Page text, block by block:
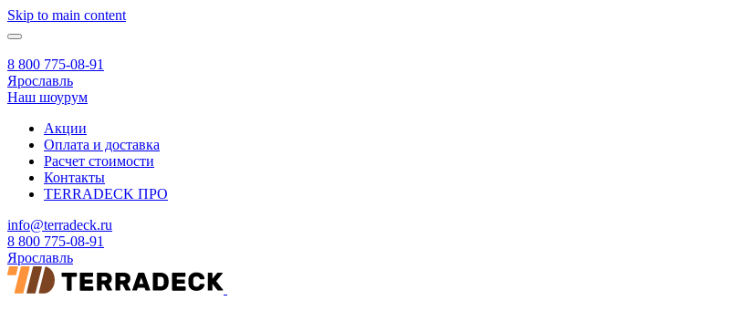
Skip to main content
8 800 775-08-91
Ярославль
Наш шоурум
Акции
Оплата и доставка
Расчет стоимости
Контакты
TERRADECK ПРО
info@terradeck.ru
8 800 775-08-91
Ярославль